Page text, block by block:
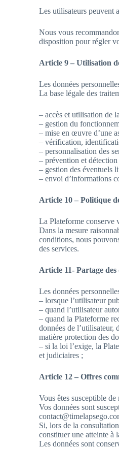
Les utilisateurs peuvent
Nous vous
disposition pour régler
Article 9 – Utilisation
Les données
La base légale des
– accès et utilisation de
– gestion du
– mise en œuvre d’une
– vérification,
– personnalisation des
– prévention et
– gestion des éventuels
– envoi d’informations
Article 10 – Politique
La Plateforme conserve
Dans la mesure
conditions, nous
des services.
Article 11- Partage des
Les données
– lorsque l’utilisateur
– quand l’utilisateur
– quand la Plateforme
données de l’utilisateur,
matière protection des
– si la loi l’exige, la
et judiciaires ;
Article 12 – Offres
Vous êtes susceptible
Vos données sont
Si, lors de la
constituer une atteinte à
Les données sont